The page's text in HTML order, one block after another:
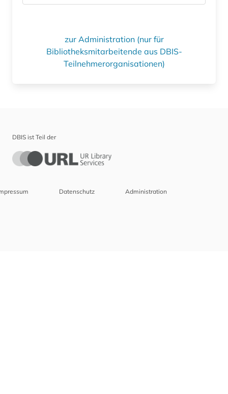
zur Administration (nur für
Bibliotheksmitarbeitende aus DBIS-
Teilnehmerorganisationen)
DBIS ist Teil der
Datenschutz Administration